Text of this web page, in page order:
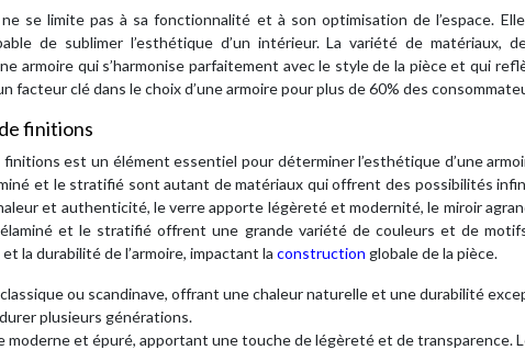
ne se limite pas à sa fonctionnalité et à son optimisation de l’espace.
de sublimer l’esthétique d’un intérieur. La variété de matériaux,
armoire qui s’harmonise parfaitement avec le style de la pièce et qui
facteur clé dans le choix d’une armoire pour plus de 60% des
finitions
est un élément essentiel pour déterminer l’esthétique d’une
et le stratifié sont autant de matériaux qui offrent des possibilités
et authenticité, le verre apporte légèreté et modernité, le miroir
et le stratifié offrent une grande variété de couleurs et de
la durabilité de l’armoire, impactant la construction globale de la pièce.
ou scandinave, offrant une chaleur naturelle et une durabilité
plusieurs générations.
et épuré, apportant une touche de légèreté et de transparence.